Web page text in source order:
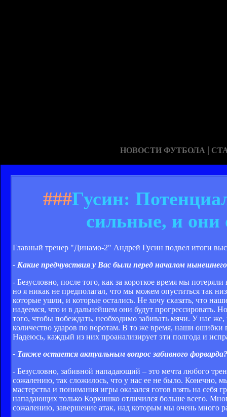
НОВОСТИ ФУТБОЛА |
###Гусин:
сильные, и они
Главный тренер "Динамо-2" Андрей Гусин подвел итоги
- Какие предчувствия у Вас были перед началом
- Безусловно, после того, как за короткое время мы
но я никак не предполагал, что мы можем опуститься так
которые ушли, и которые остались. Не хочу сказать, что
надеемся, что и в дальнейшем они будут прогрессировать.
того, чтобы побеждать, необходимо забивать мячи. У нас
количество ударов по воротам. В то же время, наши ошибки
Надеюсь, каждый из них проанализирует эти полгода и
- Также остается актуальным вопрос забивного форварда?
- Безусловно, забивной нападающий – это мечта любого
сожалению, так сложилось, что у нас ее не было. Конечно,
мастерства и понимания игры оказался готов взять на
нападающих только Коркишко отличился больше всего.
сожалению, завершение атак, над которым мы очень много